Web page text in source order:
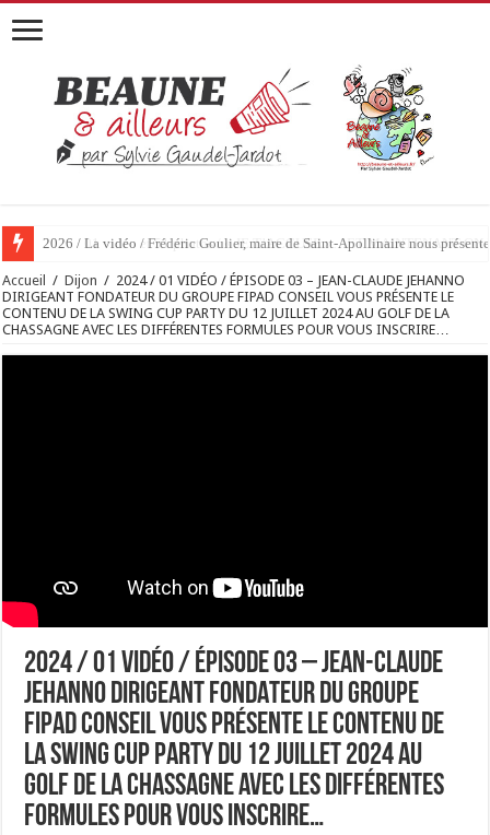
2026 / 01 vidéo et 51 photos / « JE T’ACCUSE »…ET MAINTENANT
Accueil / Dijon / 2024 / 01 VIDÉO / ÉPISODE 03 – JEAN-CLAUDE JEHANNO
DIRIGEANT FONDATEUR DU GROUPE FIPAD CONSEIL VOUS PRÉSENTE LE
CONTENU DE LA SWING CUP PARTY DU 12 JUILLET 2024 AU GOLF DE LA
CHASSAGNE AVEC LES DIFFÉRENTES FORMULES POUR VOUS INSCRIRE…
2024 / 01 VIDÉO / ÉPISODE 03 – JEAN-CLAUDE
JEHANNO DIRIGEANT FONDATEUR DU GROUPE
FIPAD CONSEIL VOUS PRÉSENTE LE CONTENU DE
LA SWING CUP PARTY DU 12 JUILLET 2024 AU
GOLF DE LA CHASSAGNE AVEC LES DIFFÉRENTES
FORMULES POUR VOUS INSCRIRE…